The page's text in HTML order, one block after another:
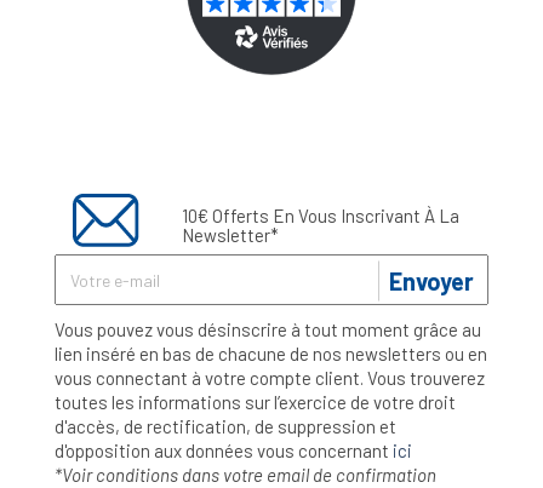
10€ Offerts En Vous Inscrivant À La
Newsletter*
Envoyer
Vous pouvez vous désinscrire à tout moment grâce au
lien inséré en bas de chacune de nos newsletters ou en
vous connectant à votre compte client. Vous trouverez
toutes les informations sur l’exercice de votre droit
d'accès, de rectification, de suppression et
d'opposition aux données vous concernant ici
*Voir conditions dans votre email de confirmation